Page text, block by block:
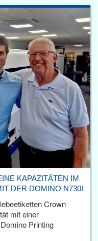
KAPAZITÄTEN IM
DER DOMINO N730I
Crown
mit einer
Printing